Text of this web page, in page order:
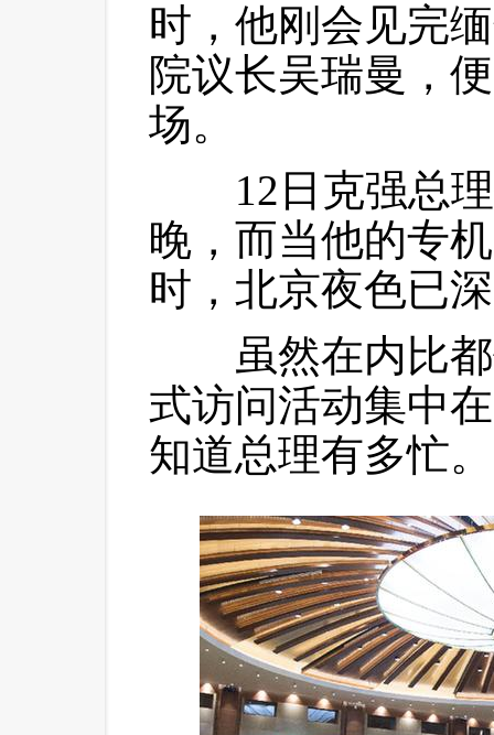
时，他刚会见完
院议长吴瑞曼，
场。
12日克强总理
晚，而当他的专
时，北京夜色已
虽然在内比都
式访问活动集中
知道总理有多忙。